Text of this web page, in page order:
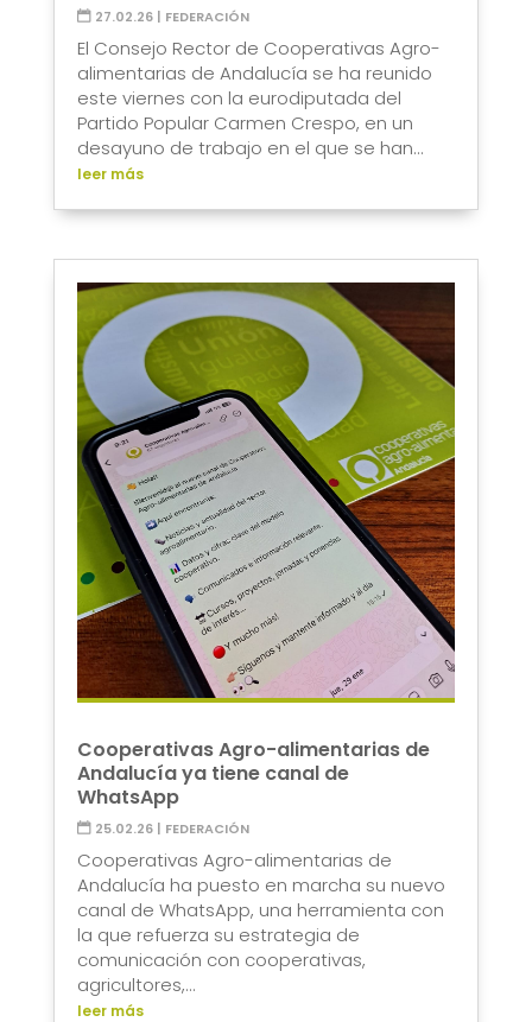
27.02.26| FEDERACIÓN
El Consejo Rector de Cooperativas Agro-
alimentarias de Andalucía se ha reunido
este viernes con la eurodiputada del
Partido Popular Carmen Crespo, en un
desayuno de trabajo en el que se han...
leer más
Cooperativas Agro-alimentarias de
Andalucía ya tiene canal de
WhatsApp
25.02.26| FEDERACIÓN
Cooperativas Agro-alimentarias de
Andalucía ha puesto en marcha su nuevo
canal de WhatsApp, una herramienta con
la que refuerza su estrategia de
comunicación con cooperativas,
agricultores,...
leer más